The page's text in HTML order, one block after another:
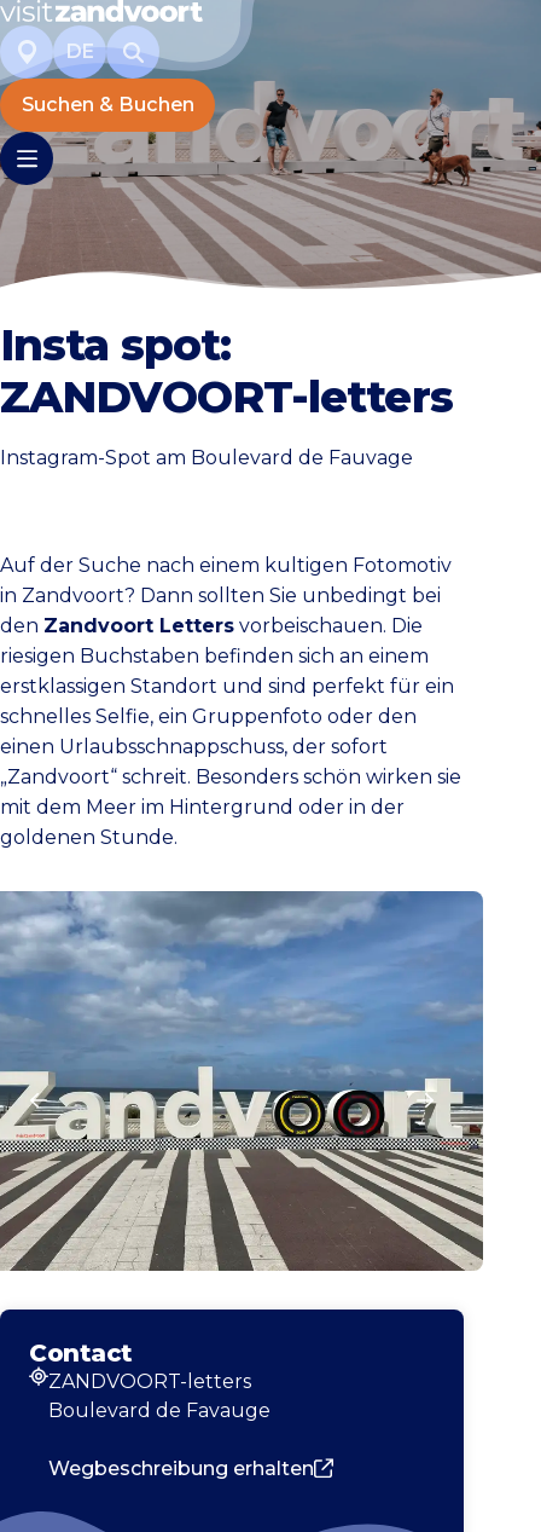
DE
Suchen & Buchen
Insta spot:
ZANDVOORT-letters
Instagram-Spot am Boulevard de Fauvage
Auf der Suche nach einem kultigen Fotomotiv
in Zandvoort? Dann sollten Sie unbedingt bei
den Zandvoort Letters vorbeischauen. Die
riesigen Buchstaben befinden sich an einem
erstklassigen Standort und sind perfekt für ein
schnelles Selfie, ein Gruppenfoto oder den
einen Urlaubsschnappschuss, der sofort
„Zandvoort“ schreit. Besonders schön wirken sie
mit dem Meer im Hintergrund oder in der
goldenen Stunde.
Contact
Adresse
ZANDVOORT-letters
Boulevard de Favauge
Wegbeschreibung erhalten